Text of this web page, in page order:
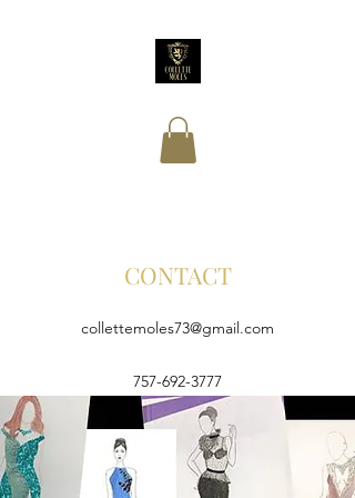
CONTACT
collettemoles73@gmail.com
757-692-3777